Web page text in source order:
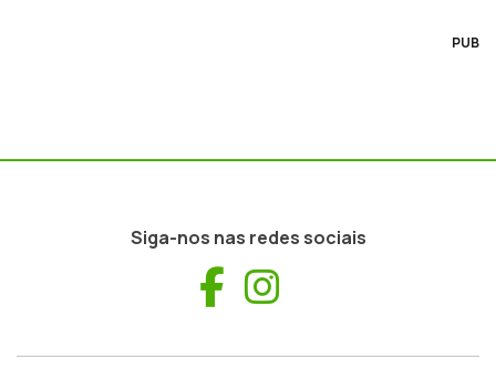
PUB
Siga-nos nas redes sociais
Facebook